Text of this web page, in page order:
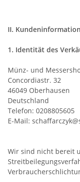
II.
1. Identität des
Münz- und
Concordiastr. 32
46049 Oberhausen
Deutschland
Telefon: 0208805605
E-Mail:
Wir sind nicht bereit